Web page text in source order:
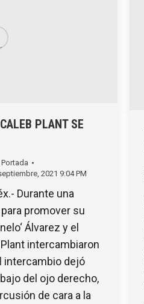
PLANT SE
Portada
2021 9:04 PM
Durante una
promover su
Álvarez y el
intercambiaron
intercambio dejó
del ojo derecho,
de cara a la